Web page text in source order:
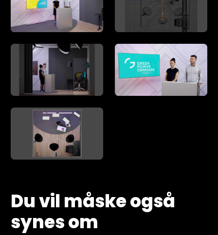
Du vil måske også
synes om